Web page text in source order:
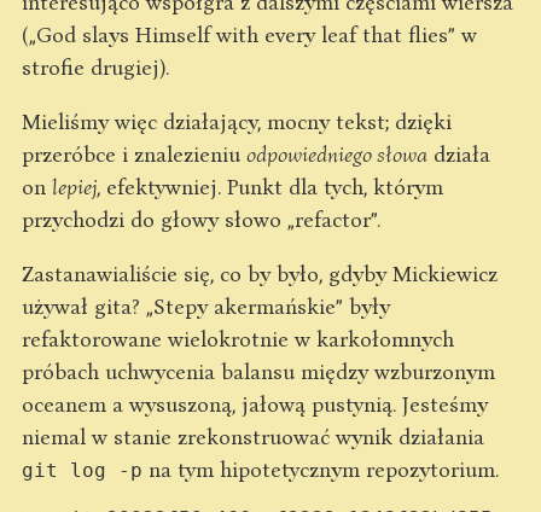
(„God slays Himself with every leaf that flies” w
strofie drugiej).
Mieliśmy więc działający, mocny tekst; dzięki
przeróbce i znalezieniu odpowiedniego słowa działa
on lepiej, efektywniej. Punkt dla tych, którym
przychodzi do głowy słowo „refactor”.
Zastanawialiście się, co by było, gdyby Mickiewicz
używał gita? „Stepy akermańskie” były
refaktorowane wielokrotnie w karkołomnych
próbach uchwycenia balansu między wzburzonym
oceanem a wysuszoną, jałową pustynią. Jesteśmy
niemal w stanie zrekonstruować wynik działania
git log -p na tym hipotetycznym repozytorium.